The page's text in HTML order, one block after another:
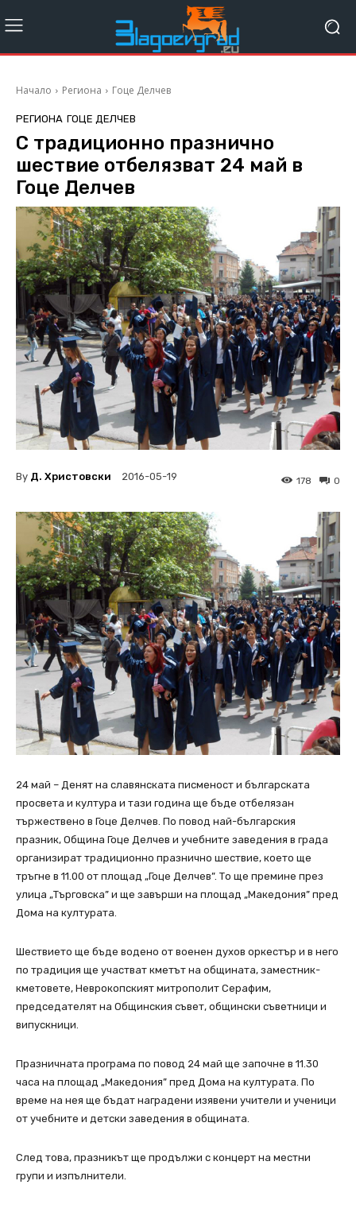
Начало Региона Гоце Делчев
РЕГИОНА ГОЦЕ ДЕЛЧЕВ
С традиционно празнично
шествие отбелязват 24 май в
Гоце Делчев
By Д. Христовски 2016-05-19 0
178
24 май – Денят на славянската писменост и българската
просвета и култура и тази година ще бъде отбелязан
тържествено в Гоце Делчев. По повод най-българския
празник, Община Гоце Делчев и учебните заведения в града
организират традиционно празнично шествие, което ще
тръгне в 11.00 от площад „Гоце Делчев”. То ще премине през
улица „Търговска” и ще завърши на площад „Македония” пред
Дома на културата.
Шествието ще бъде водено от военен духов оркестър и в него
по традиция ще участват кметът на общината, заместник-
кметовете, Неврокопският митрополит Серафим,
председателят на Общинския съвет, общински съветници и
випускници.
Празничната програма по повод 24 май ще започне в 11.30
часа на площад „Македония” пред Дома на културата. По
време на нея ще бъдат наградени изявени учители и ученици
от учебните и детски заведения в общината.
След това, празникът ще продължи с концерт на местни
групи и изпълнители.